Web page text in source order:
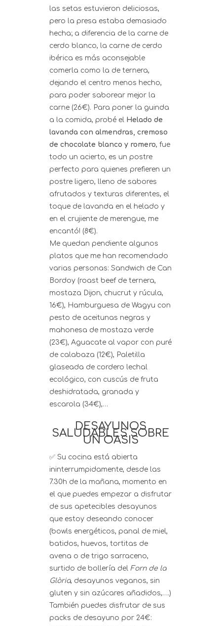
las setas estuvieron deliciosas,
pero la presa estaba demasiado
hecha; a diferencia de la carne de
cerdo blanco, la carne de cerdo
ibérica es más aconsejable
comerla como la de ternera,
dejando el centro menos hecho,
para poder saborear mejor la
carne (26€). Para poner la guinda
a la comida, probé el Helado de
lavanda con almendras, cremoso
de chocolate blanco y romero, fue
todo un acierto, es un postre
perfecto para quienes prefieren un
postre ligero, lleno de sabores
afrutados y texturas diferentes, el
toque de lavanda en el helado y
en el crujiente de merengue, me
encantó! (8€).
Me quedan pendiente algunos
platos que me han recomendado
varias personas: Sandwich de Can
Bordoy (roast beef de ternera,
mostaza Dijon, chucrut y rúcula,
16€), Hamburguesa de Wagyu con
pesto de aceitunas negras y
mahonesa de mostaza verde
(23€), Aguacate al vapor con puré
de calabaza (12€), Paletilla
glaseada de cordero lechal
ecológico, con cuscús de fruta
deshidratada, granada y
escarola (34€),…
DESAYUNOS
SALUDABLES SOBRE
UN OASIS
✅ Su cocina está abierta
ininterrumpidamente, desde las
7.30h de la mañana, momento en
el que puedes empezar a disfrutar
de sus apetecibles desayunos
que estoy deseando conocer
(bowls energéticos, panal de miel,
batidos, huevos, tortitas de
avena o de trigo sarraceno,
surtido de bollería del Forn de la
Glòria, desayunos veganos, sin
gluten y sin azúcares añadidos,….)
También puedes disfrutar de sus
packs de desayuno por 24€: